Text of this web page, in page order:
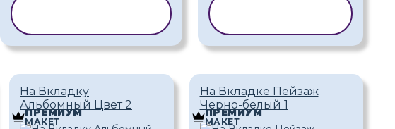
На Вкладку
Альбомный Цвет 2
ПРЕМИУМ
МАКЕТ
На Вкладке Пейзаж
Черно-белый 1
ПРЕМИУМ
МАКЕТ